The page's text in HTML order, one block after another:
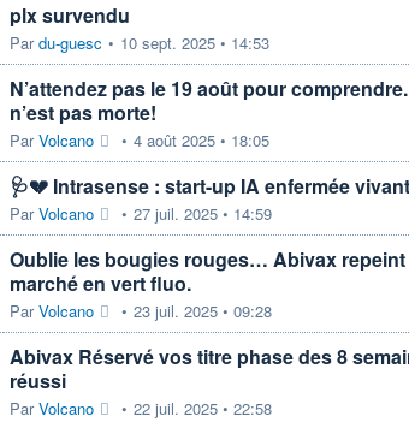
plx survendu
Pardu-guesc • 10 sept. 2025 • 14:53
N’attendez pas le 19 août pour
n’est pas morte!
ParVolcano • 4 août 2025 • 18:05
🩺💔 Intrasense : start-up IA enfermée
ParVolcano • 27 juil. 2025 • 14:59
Oublie les bougies rouges… Abivax repeint
marché en vert fluo.
ParVolcano • 23 juil. 2025 • 09:28
Abivax Réservé vos titre phase des 8
réussi
ParVolcano • 22 juil. 2025 • 22:58